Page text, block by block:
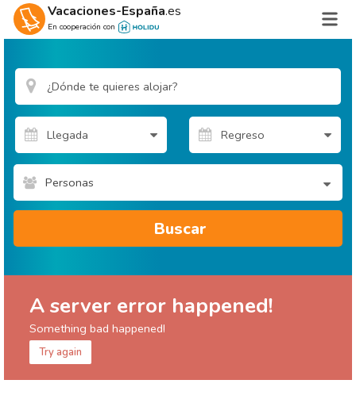
Vacaciones-España.es
En cooperación con
Personas
Buscar
A server error happened!
Something bad happened!
Try again